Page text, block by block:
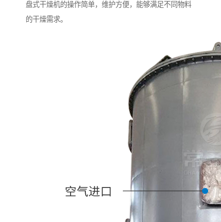
盘式干燥机的操作简单，维护方便，能够满足不同物料
的干燥需求。